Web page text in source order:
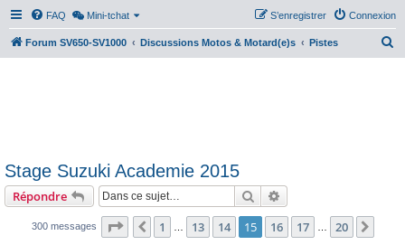
FAQ Mini-tchat Connexion
S’enregistrer
Forum SV650-SV1000 Discussions Motos & Motard(e)s Pistes
Stage Suzuki Academie 2015
Répondre Rechercher
300 messages Page 15 sur 20
Précédente
1 13 14 15 16 17 20